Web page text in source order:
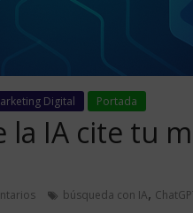
Digital Portada
la IA cite tu
búsqueda con IA,